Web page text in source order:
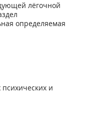
лёгочной
определяемая
и